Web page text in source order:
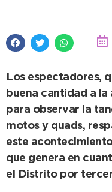
Los espectadores,
buena cantidad a la
para observar la
motos y quads,
este
que genera en
el Distrito por